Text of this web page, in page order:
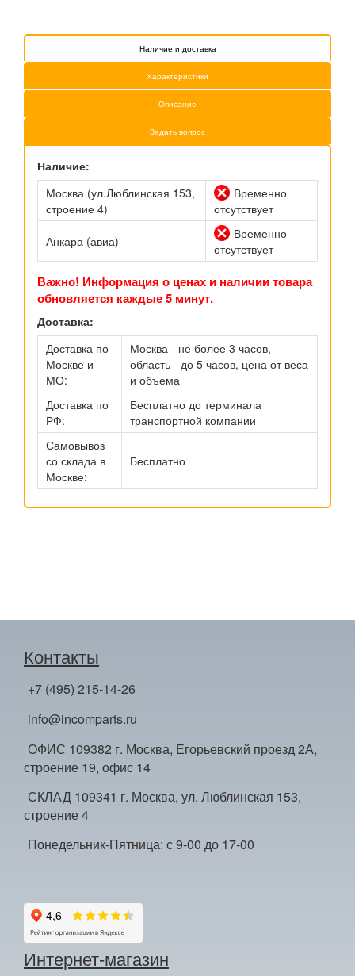
Наличие и доставка
Характеристики
Описание
Задать вопрос
Наличие:
Москва (ул.Люблинская 153,
строение 4)
Временно
отсутствует
Анкара (авиа)
Временно
отсутствует
Важно! Информация о ценах и наличии товара
обновляется каждые 5 минут.
Доставка:
Доставка по
Москве и
МО:
Москва - не более 3 часов,
область - до 5 часов, цена от веса
и объема
Доставка по
РФ:
Бесплатно до терминала
транспортной компании
Самовывоз
со склада в
Москве:
Бесплатно
Контакты
+7 (495) 215-14-26
info@incomparts.ru
ОФИС 109382 г. Москва, Егорьевский проезд 2А,
строение 19, офис 14
СКЛАД 109341 г. Москва, ул. Люблинская 153,
строение 4
Понедельник-Пятница: с 9-00 до 17-00
Интернет-магазин